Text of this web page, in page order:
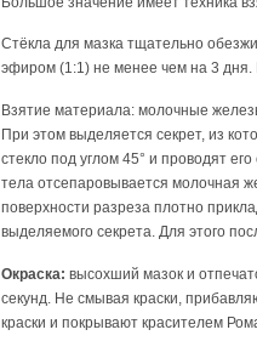
Стёкла для мазка тщательно
эфиром (1:1) не менее чем на 3 дня.
Взятие материала: молочные
При этом выделяется секрет, из
стекло под углом 45° и проводят
тела отсепаровывается молочная
поверхности разреза плотно
выделяемого секрета. Для этого
Окраска: высохший мазок и
секунд. Не смывая краски,
краски и покрывают красителем